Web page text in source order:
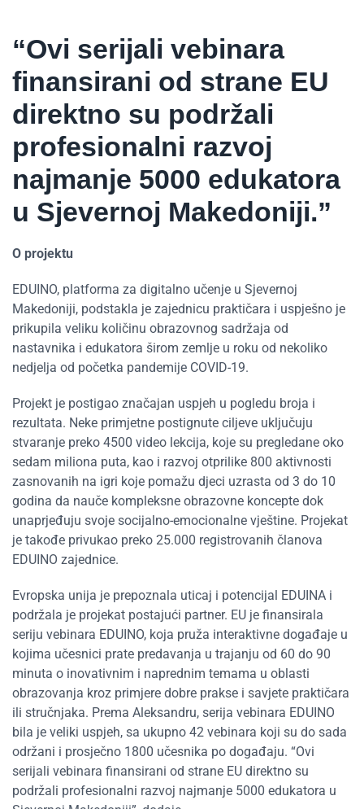
“Ovi serijali vebinara
finansirani od strane EU
direktno su podržali
profesionalni razvoj
najmanje 5000 edukatora
u Sjevernoj Makedoniji.”
O projektu
EDUINO, platforma za digitalno učenje u Sjevernoj
Makedoniji, podstakla je zajednicu praktičara i uspješno je
prikupila veliku količinu obrazovnog sadržaja od
nastavnika i edukatora širom zemlje u roku od nekoliko
nedjelja od početka pandemije COVID-19.
Projekt je postigao značajan uspjeh u pogledu broja i
rezultata. Neke primjetne postignute ciljeve uključuju
stvaranje preko 4500 video lekcija, koje su pregledane oko
sedam miliona puta, kao i razvoj otprilike 800 aktivnosti
zasnovanih na igri koje pomažu djeci uzrasta od 3 do 10
godina da nauče kompleksne obrazovne koncepte dok
unaprjeđuju svoje socijalno-emocionalne vještine. Projekat
je takođe privukao preko 25.000 registrovanih članova
EDUINO zajednice.
Evropska unija je prepoznala uticaj i potencijal EDUINA i
podržala je projekat postajući partner. EU je finansirala
seriju vebinara EDUINO, koja pruža interaktivne događaje u
kojima učesnici prate predavanja u trajanju od 60 do 90
minuta o inovativnim i naprednim temama u oblasti
obrazovanja kroz primjere dobre prakse i savjete praktičara
ili stručnjaka. Prema Aleksandru, serija vebinara EDUINO
bila je veliki uspjeh, sa ukupno 42 vebinara koji su do sada
održani i prosječno 1800 učesnika po događaju. “Ovi
serijali vebinara finansirani od strane EU direktno su
podržali profesionalni razvoj najmanje 5000 edukatora u